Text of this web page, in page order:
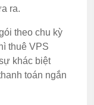
ra.
theo chu kỳ
thuê VPS
khác biệt
toán ngắn